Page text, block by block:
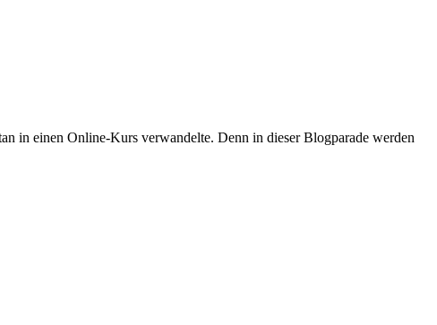
in einen Online-Kurs verwandelte. Denn in dieser Blogparade werden